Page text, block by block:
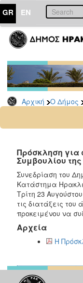
GR EN
Αρχική Ο Δήμος
ΔΗΜΟΣ
Δελτία
Τύπου
Αρχείο
2026
2024
2022
2021
2020
2019
2018
2017
2015
2013
Πρόσκληση για
Συμβουλίου
Συνεδρίαση του
Κατάστημα
Tρίτη 23
τις διατάξεις του
προκειμένου να
Αρχεία
Η